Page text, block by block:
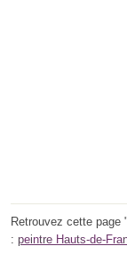
Retrouvez cette page
: peintre Hauts-de-